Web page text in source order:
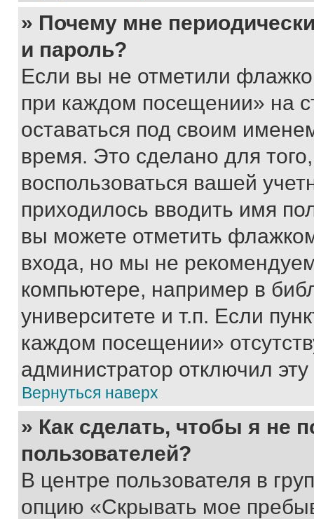
» Почему мне
и пароль?
Если вы не отметили
при каждом посещении» на
оставаться под своим
время. Это сделано для
воспользоваться вашей
приходилось вводить имя
вы можете отметить
входа, но мы не
компьютере, например в
университете и т.п. Если
каждом посещении»
администратор отключил
Вернуться наверх
» Как сделать, чтобы я не
пользователей?
В центре пользователя в
опцию «Скрывать мое